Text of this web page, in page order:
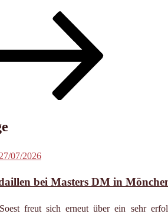
27/07/2026
bei Masters DM in
freut sich erneut über ein sehr